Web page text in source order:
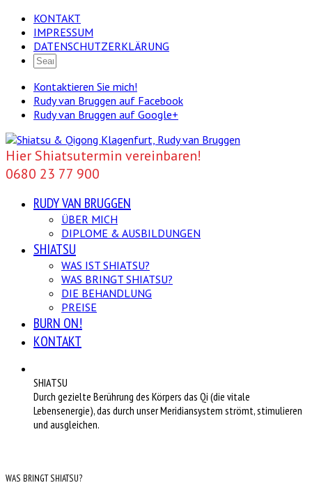
KONTAKT
IMPRESSUM
DATENSCHUTZERKLÄRUNG
Kontaktieren Sie mich!
Rudy van Bruggen auf Facebook
Rudy van Bruggen auf Google+
Hier Shiatsutermin vereinbaren!
0680 23 77 900
RUDY VAN BRUGGEN
ÜBER MICH
DIPLOME & AUSBILDUNGEN
SHIATSU
WAS IST SHIATSU?
WAS BRINGT SHIATSU?
DIE BEHANDLUNG
PREISE
BURN ON!
KONTAKT
SHIATSU
Durch gezielte Berührung des Körpers das Qi (die vitale
Lebensenergie), das durch unser Meridiansystem strömt, stimulieren
und ausgleichen.
WAS BRINGT SHIATSU?